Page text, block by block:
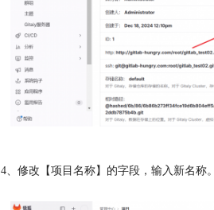
4、修改【项目名称】的字段，输入新名称。